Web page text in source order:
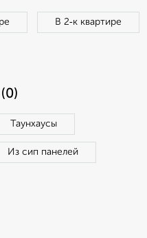
В 2‑к квартире
Таунхаусы
Из сип панелей